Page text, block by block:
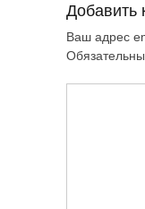
Добавить
Ваш адрес